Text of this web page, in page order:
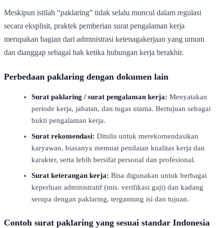
Meskipun istilah “paklaring” tidak selalu muncul dalam regulasi
secara eksplisit, praktek pemberian surat pengalaman kerja
merupakan bagian dari administrasi ketenagakerjaan yang umum
dan dianggap sebagai hak ketika hubungan kerja berakhir.
Perbedaan paklaring dengan dokumen lain
Surat paklaring / surat pengalaman kerja: Menyatakan
periode kerja, jabatan, dan tugas utama. Bertujuan sebagai
bukti pengalaman kerja.
Surat rekomendasi: Ditulis untuk merekomendasikan
karyawan, biasanya memuat penilaian kualitas kerja dan
karakter, serta lebih bersifat personal dan profesional.
Surat keterangan kerja: Bisa digunakan untuk berbagai
keperluan administratif (mis. verifikasi gaji) dan kadang
serupa dengan paklaring, tergantung isi dan tujuan.
Contoh surat paklaring yang sesuai standar Indonesia